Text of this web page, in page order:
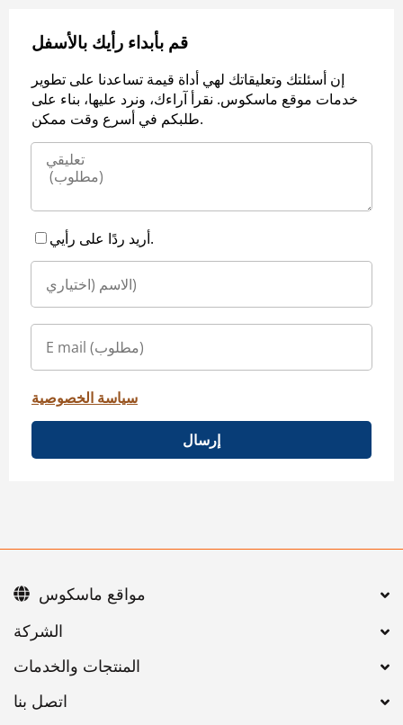
قم بأبداء رأيك بالأسفل
إن أسئلتك وتعليقاتك لهي أداة قيمة تساعدنا على تطوير
خدمات موقع ماسكوس. نقرأ آراءك، ونرد عليها، بناء على
طلبكم في أسرع وقت ممكن.
أريد ردًا على رأيي.
سياسة الخصوصية
إرسال
اتصل بنا
مواقع ماسكوس